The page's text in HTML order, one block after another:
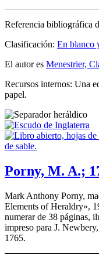
Referencia bibliográfica
Clasificación: En blanco
El autor es Menestrier,
Recursos internos: Una
papel.
Porny, M. A.;
Mark Anthony Porny,
Elements of Heraldry»,
numerar de 38 páginas,
impreso para J.
1765.